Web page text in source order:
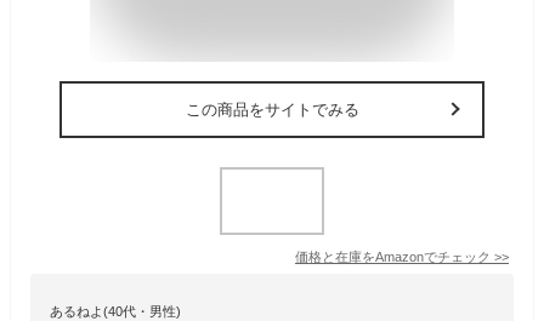
この商品をサイトでみる
価格と在庫をAmazonでチェック >>
あるねよ(40代・男性)